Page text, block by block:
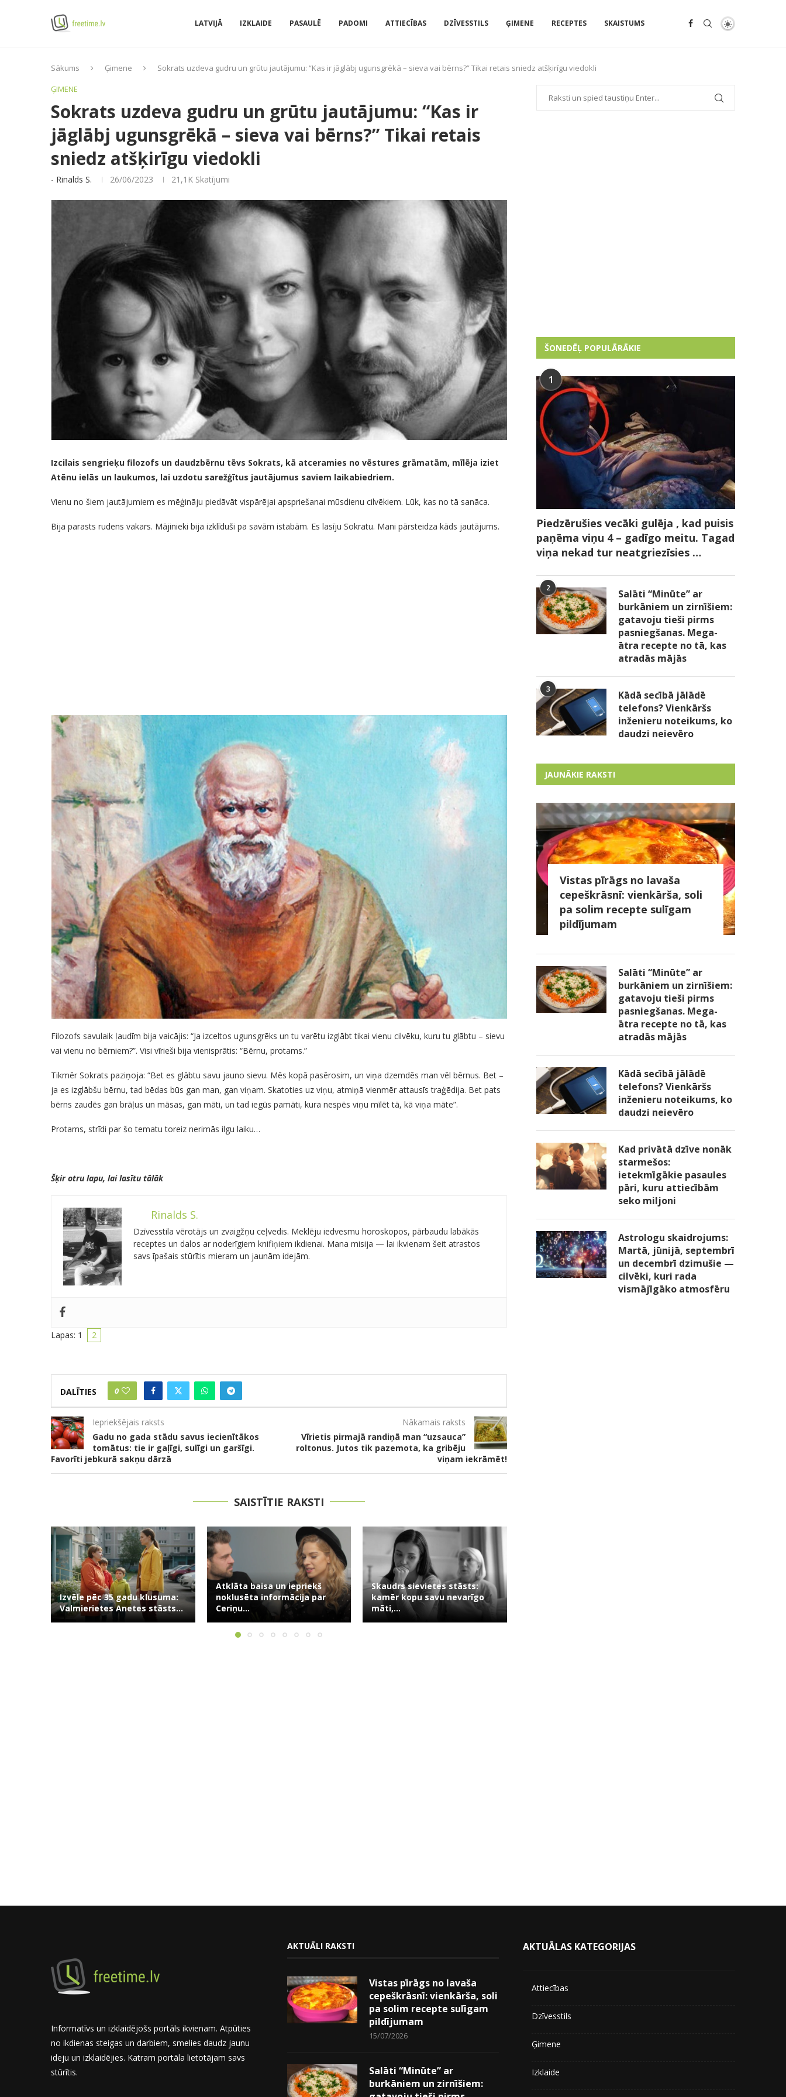
LATVIJĀ IZKLAIDE PASAULĒ PADOMI ATTIECĪBAS DZĪVESSTILS ĢIMENE RECEPTES SKAISTUMS
Sākums Ģimene
Sokrats uzdeva gudru un grūtu jautājumu: “Kas ir jāglābj ugunsgrēkā – sieva vai bērns?” Tikai retais sniedz atšķirīgu viedokli
ĢIMENE
Sokrats uzdeva gudru un grūtu jautājumu: “Kas ir
jāglābj ugunsgrēkā – sieva vai bērns?” Tikai retais
sniedz atšķirīgu viedokli
- Rinalds S. 26/06/2023 21,1K Skatījumi
Izcilais sengrieķu filozofs un daudzbērnu tēvs Sokrats, kā atceramies no vēstures grāmatām, mīlēja iziet
Atēnu ielās un laukumos, lai uzdotu sarežģītus jautājumus saviem laikabiedriem.
Vienu no šiem jautājumiem es mēģināju piedāvāt vispārējai apspriešanai mūsdienu cilvēkiem. Lūk, kas no tā sanāca.
Bija parasts rudens vakars. Mājinieki bija izklīduši pa savām istabām. Es lasīju Sokratu. Mani pārsteidza kāds jautājums.
Filozofs savulaik ļaudīm bija vaicājis: “Ja izceltos ugunsgrēks un tu varētu izglābt tikai vienu cilvēku, kuru tu glābtu – sievu
vai vienu no bērniem?”. Visi vīrieši bija vienisprātis: “Bērnu, protams.”
Tikmēr Sokrats paziņoja: “Bet es glābtu savu jauno sievu. Mēs kopā pasērosim, un viņa dzemdēs man vēl bērnus. Bet –
ja es izglābšu bērnu, tad bēdas būs gan man, gan viņam. Skatoties uz viņu, atmiņā vienmēr attausīs traģēdija. Bet pats
bērns zaudēs gan brāļus un māsas, gan māti, un tad iegūs pamāti, kura nespēs viņu mīlēt tā, kā viņa māte”.
Protams, strīdi par šo tematu toreiz nerimās ilgu laiku…
Šķir otru lapu, lai lasītu tālāk
Rinalds S.
Dzīvesstila vērotājs un zvaigžņu ceļvedis. Meklēju iedvesmu horoskopos, pārbaudu labākās
receptes un dalos ar noderīgiem knifiņiem ikdienai. Mana misija — lai ikvienam šeit atrastos
savs īpašais stūrītis mieram un jaunām idejām.
Lapas: 1 2
DALĪTIES 0
Iepriekšējais raksts
Gadu no gada stādu savus iecienītākos
tomātus: tie ir gaļīgi, sulīgi un garšīgi.
Favorīti jebkurā sakņu dārzā
Nākamais raksts
Vīrietis pirmajā randiņā man “uzsauca”
roltonus. Jutos tik pazemota, ka gribēju
viņam iekrāmēt!
SAISTĪTIE RAKSTI
Atklāta baisa un iepriekš
noklusēta informācija par
Ceriņu...
Skaudrs sievietes stāsts:
kamēr kopu savu nevarīgo
māti,...
“Tev jau 35, bet nav ne bērnu,
ne...
ŠONEDĒĻ POPULĀRĀKIE
1
Piedzērušies vecāki gulēja , kad puisis
paņēma viņu 4 – gadīgo meitu. Tagad
viņa nekad tur neatgriezīsies …
2
Salāti “Minūte” ar
burkāniem un zirnīšiem:
gatavoju tieši pirms
pasniegšanas. Mega-
ātra recepte no tā, kas
atradās mājās
3
Kādā secībā jālādē
telefons? Vienkāršs
inženieru noteikums, ko
daudzi neievēro
JAUNĀKIE RAKSTI
Vistas pīrāgs no lavaša
cepeškrāsnī: vienkārša, soli
pa solim recepte sulīgam
pildījumam
Salāti “Minūte” ar
burkāniem un zirnīšiem:
gatavoju tieši pirms
pasniegšanas. Mega-
ātra recepte no tā, kas
atradās mājās
Kādā secībā jālādē
telefons? Vienkāršs
inženieru noteikums, ko
daudzi neievēro
Kad privātā dzīve nonāk
starmešos:
ietekmīgākie pasaules
pāri, kuru attiecībām
seko miljoni
Astrologu skaidrojums:
Martā, jūnijā, septembrī
un decembrī dzimušie —
cilvēki, kuri rada
vismājīgāko atmosfēru
Informatīvs un izklaidējošs portāls ikvienam. Atpūties
no ikdienas steigas un darbiem, smelies daudz jaunu
ideju un izklaidējies. Katram portāla lietotājam savs
stūrītis.
AKTUĀLI RAKSTI
Vistas pīrāgs no lavaša
cepeškrāsnī: vienkārša, soli
pa solim recepte sulīgam
pildījumam
15/07/2026
Salāti “Minūte” ar
burkāniem un zirnīšiem:
AKTUĀLAS KATEGORIJAS
Attiecības
Dzīvesstils
Ģimene
Izklaide